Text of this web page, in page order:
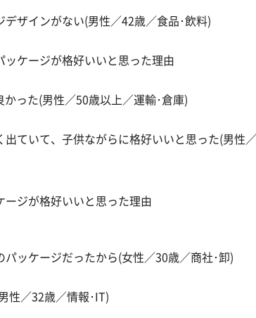
デザインがない(男性／42歳／食品･飲料)
ケージが格好いいと思った理由
かった(男性／50歳以上／運輸･倉庫)
出ていて、子供ながらに格好いいと思った(男性／
ジが格好いいと思った理由
パッケージだったから(女性／30歳／商社･卸)
性／32歳／情報･IT)